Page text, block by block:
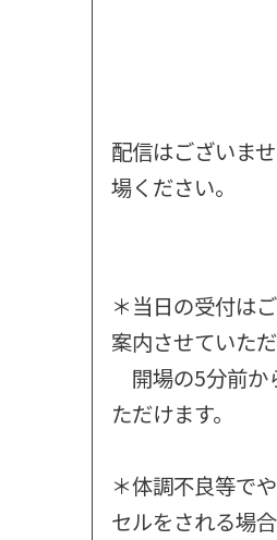
配信はございま
場ください。
＊当日の受付は
案内させていた
開場の5分前か
ただけます。
＊体調不良等で
セルをされる場